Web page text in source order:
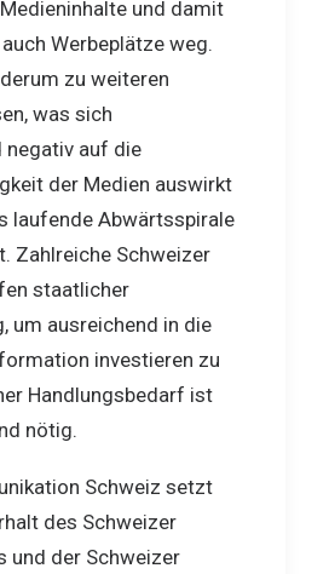
und damit
Werbeplätze weg.
zu weiteren
was sich
auf die
der Medien auswirkt
laufende Abwärtsspirale
Zahlreiche Schweizer
staatlicher
um ausreichend in die
investieren zu
Handlungsbedarf ist
nötig.
Schweiz setzt
des Schweizer
und der Schweizer